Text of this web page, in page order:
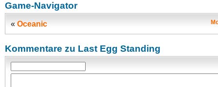
Game-Navigator
« Oceanic
Kommentare zu Last Egg Standing